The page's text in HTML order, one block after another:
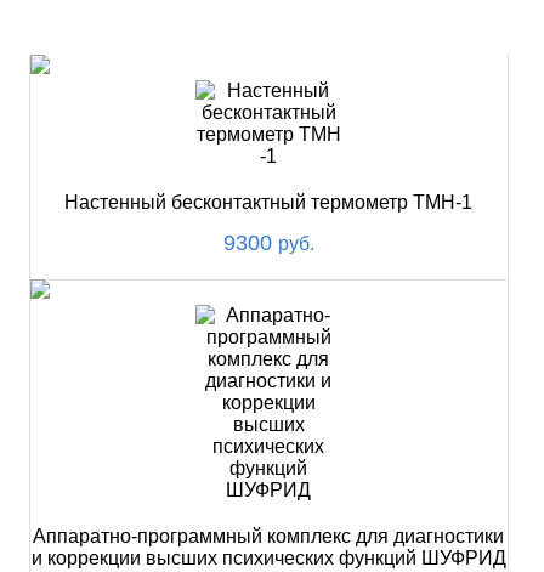
Настенный бесконтактный термометр ТМН-1
9300 руб.
Аппаратно-программный комплекс для диагностики
и коррекции высших психических функций ШУФРИД